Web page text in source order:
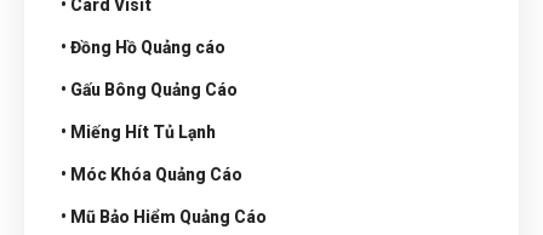
• Card Visit
• Đồng Hồ Quảng cáo
• Gấu Bông Quảng Cáo
• Miếng Hít Tủ Lạnh
• Móc Khóa Quảng Cáo
• Mũ Bảo Hiểm Quảng Cáo